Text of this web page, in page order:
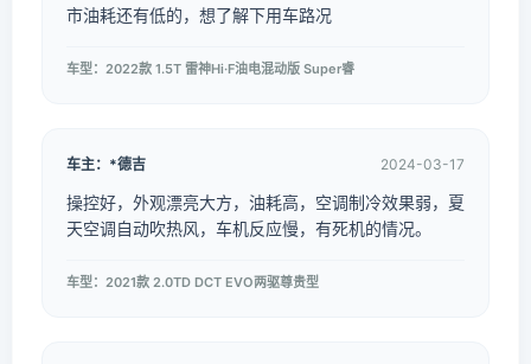
市油耗还有低的，想了解下用车路况
车型：2022款 1.5T 雷神Hi·F油电混动版 Super睿
车主：*德吉 2024-03-17
操控好，外观漂亮大方，油耗高，空调制冷效果弱，夏
天空调自动吹热风，车机反应慢，有死机的情况。
车型：2021款 2.0TD DCT EVO两驱尊贵型